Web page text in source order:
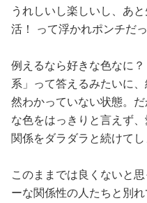
うれしいし楽しいし、あ
活！ って浮かれポンチだっ
例えるなら好きな色なに
系」って答えるみたいに
然わかっていない状態。
な色をはっきりと言えず
関係をダラダラと続けてし
このままでは良くないと
ーな関係性の人たちと別